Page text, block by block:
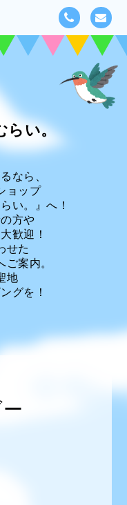
らい。
なら、
ョップ
い。』へ！
方や
歓迎！
せた
ご案内。
地
グを！